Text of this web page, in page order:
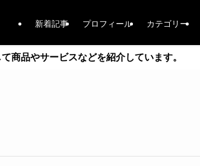
新着記事 プロフィール カテゴリー
商品やサービスなどを紹介しています。